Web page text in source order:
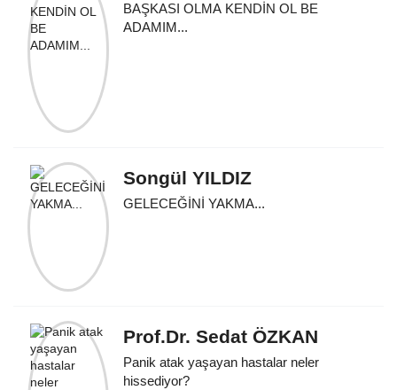
BAŞKASI OLMA KENDİN OL BE
ADAMIM...
Songül YILDIZ
GELECEĞİNİ YAKMA...
Prof.Dr. Sedat ÖZKAN
Panik atak yaşayan hastalar neler
hissediyor?